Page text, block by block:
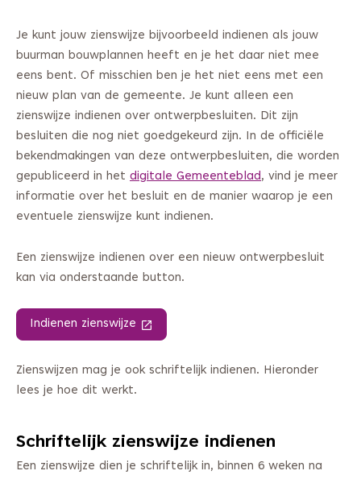
Je kunt jouw zienswijze bijvoorbeeld indienen als jouw
buurman bouwplannen heeft en je het daar niet mee
eens bent. Of misschien ben je het niet eens met een
nieuw plan van de gemeente. Je kunt alleen een
zienswijze indienen over ontwerpbesluiten. Dit zijn
besluiten die nog niet goedgekeurd zijn. In de officiële
bekendmakingen van deze ontwerpbesluiten, die worden
gepubliceerd in het digitale Gemeenteblad, vind je meer
informatie over het besluit en de manier waarop je een
eventuele zienswijze kunt indienen.
Een zienswijze indienen over een nieuw ontwerpbesluit
kan via onderstaande button.
Indienen zienswijze (Deze link gaat naar een andere
Zienswijzen mag je ook schriftelijk indienen. Hieronder
lees je hoe dit werkt.
Schriftelijk zienswijze indienen
Een zienswijze dien je schriftelijk in, binnen 6 weken na